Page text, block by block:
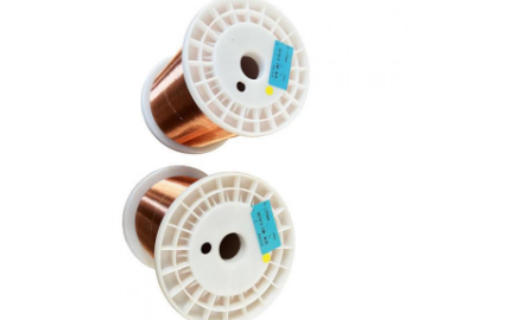
À propos de nous
Visite de l'usine
Contrôle de qualité
Nous contacter
Nouvelles
Les affaires